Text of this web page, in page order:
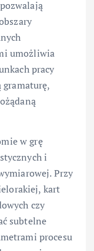
umożliwia
pracy
gramaturę,
w grę
i
Przy
kart
czy
subtelne
procesu